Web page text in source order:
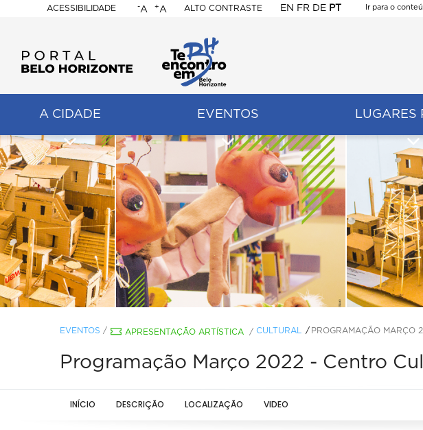
ACESSIBILIDADE
BELO
HORIZONTE
-A +A ALTO CONTRASTE EN FR DE PT
Ir para o
A CIDADE EVENTOS LUGARES
EVENTOS / APRESENTAÇÃO ARTÍSTICA / CULTURAL PROGRAMAÇÃO MARÇO
Programação Março 2022 - Centro
INÍCIO DESCRIÇÃO LOCALIZAÇÃO VIDEO